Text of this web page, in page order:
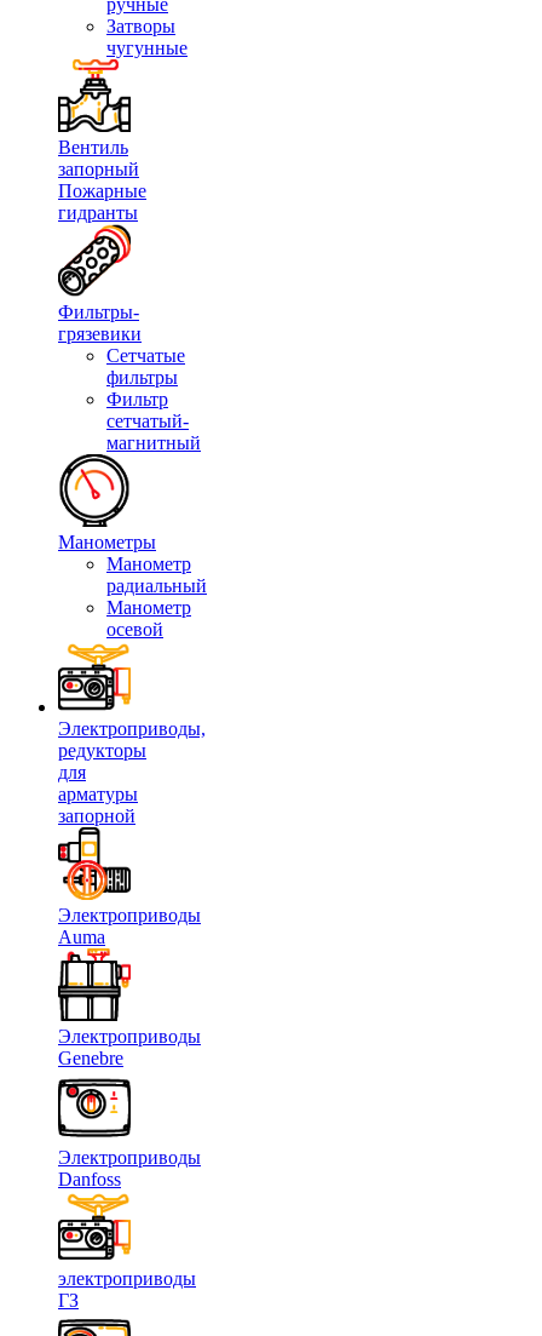
ручные
Затворы
чугунные
Вентиль
запорный
Пожарные
гидранты
Фильтры-
грязевики
Сетчатые
фильтры
Фильтр
сетчатый-
магнитный
Манометры
Манометр
радиальный
Манометр
осевой
Электроприводы,
редукторы
для
арматуры
запорной
Электроприводы
Auma
Электроприводы
Genebre
Электроприводы
Danfoss
электроприводы
ГЗ